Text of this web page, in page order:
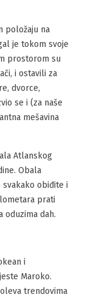
položaju na
je tokom svoje
prostorom su
i ostavili za
dvorce,
se i (za naše
mešavina
Atlanskog
Obala
svakako obiđite i
prati
oduzima dah.
i
Maroko.
trendovima